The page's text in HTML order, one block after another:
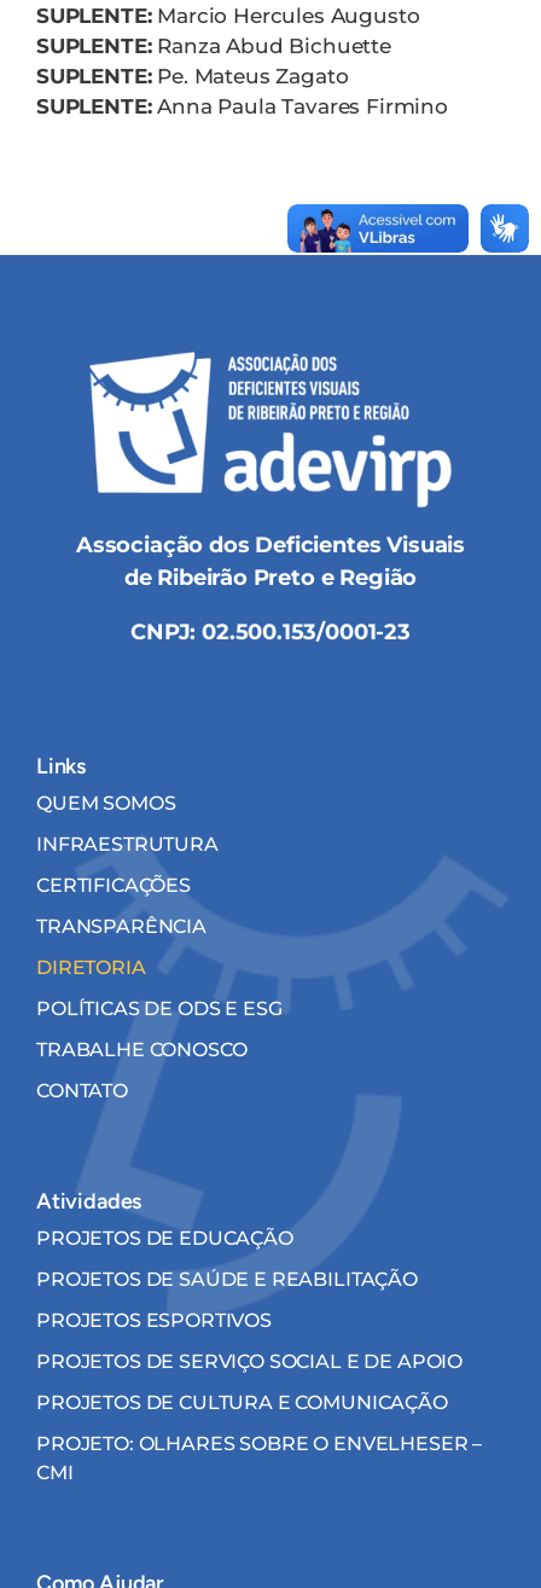
SUPLENTE:Marcio Hercules Augusto
SUPLENTE:Ranza Abud Bichuette
SUPLENTE:Pe. Mateus Zagato
SUPLENTE:Anna Paula Tavares Firmino
Associação dos Deficientes Visuais
de Ribeirão Preto e Região
CNPJ: 02.500.153/0001-23
Links
QUEM SOMOS
INFRAESTRUTURA
CERTIFICAÇÕES
TRANSPARÊNCIA
DIRETORIA
POLÍTICAS DE ODS E ESG
TRABALHE CONOSCO
CONTATO
Atividades
PROJETOS DE EDUCAÇÃO
PROJETOS DE SAÚDE E REABILITAÇÃO
PROJETOS ESPORTIVOS
PROJETOS DE SERVIÇO SOCIAL E DE APOIO
PROJETOS DE CULTURA E COMUNICAÇÃO
PROJETO: OLHARES SOBRE O ENVELHESER –
CMI